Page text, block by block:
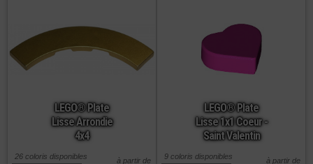
LEGO® Plate
Lisse Arrondie
4x4
à partir de
26 coloris disponibles
LEGO® Plate
Lisse 1x1 Coeur -
Saint Valentin
à partir de
9 coloris disponibles